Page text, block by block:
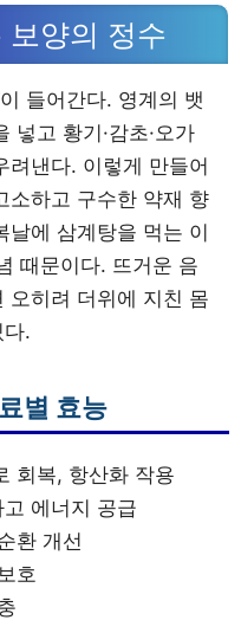
보양의 정수
들어간다. 영계의 뱃
넣고 황기·감초·오가
려낸다. 이렇게 만들어
소하고 구수한 약재 향
날에 삼계탕을 먹는 이
때문이다. 뜨거운 음
오히려 더위에 지친 몸
.
별 효능
회복, 항산화 작용
에너지 공급
환 개선
호